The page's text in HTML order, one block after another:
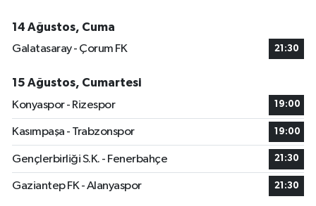
14 Ağustos, Cuma
Galatasaray - Çorum FK
21:30
15 Ağustos, Cumartesi
Konyaspor - Rizespor
19:00
Kasımpaşa - Trabzonspor 19:00
Gençlerbirliği S.K. - Fenerbahçe 21:30
Gaziantep FK - Alanyaspor 21:30